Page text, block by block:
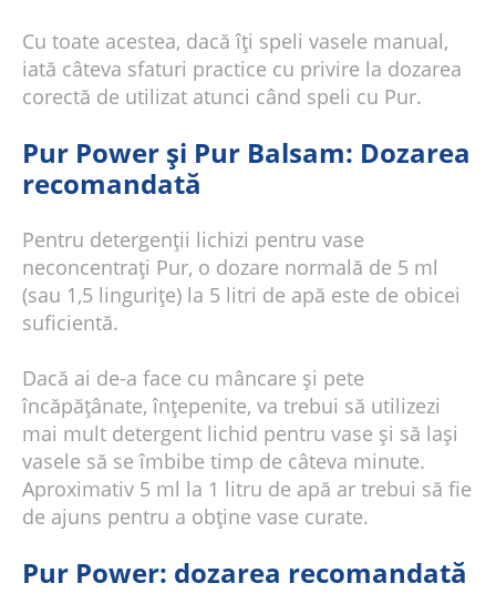
Cu toate acestea, dacă îți speli vasele manual,
iată câteva sfaturi practice cu privire la dozarea
corectă de utilizat atunci când speli cu Pur.
Pur Power și Pur Balsam: Dozarea
recomandată
Pentru detergenții lichizi pentru vase
neconcentrați Pur, o dozare normală de 5 ml
(sau 1,5 lingurițe) la 5 litri de apă este de obicei
suficientă.
Dacă ai de-a face cu mâncare și pete
încăpățânate, înțepenite, va trebui să utilizezi
mai mult detergent lichid pentru vase și să lași
vasele să se îmbibe timp de câteva minute.
Aproximativ 5 ml la 1 litru de apă ar trebui să fie
de ajuns pentru a obține vase curate.
Pur Power: dozarea recomandată